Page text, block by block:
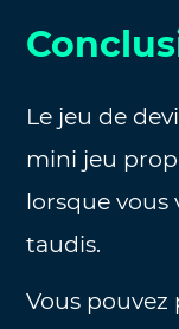
Le jeu de
mini jeu
lorsque vous
taudis.
Vous